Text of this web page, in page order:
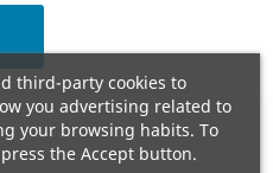
third-party cookies to
you advertising related to
your browsing habits. To
the Accept button.